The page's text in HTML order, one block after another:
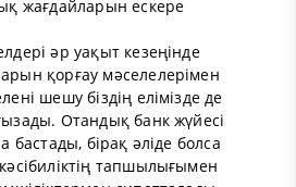
жағдайларын ескере
әр уақыт кезеңінде
қорғау мәселелерімен
шешу біздің елімізде де
Отандық банк жүйесі
бастады, бірақ әліде болса
тапшылығымен